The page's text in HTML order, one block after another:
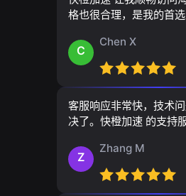
格也很合理，是我的首选
C
Chen X
客服响应非常快，技术
决了。快橙加速 的支持
Z
Zhang M